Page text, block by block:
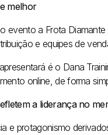
melhor
evento a Frota
e equipes de
é o Dana
online, de forma
a liderança no
e protagonismo